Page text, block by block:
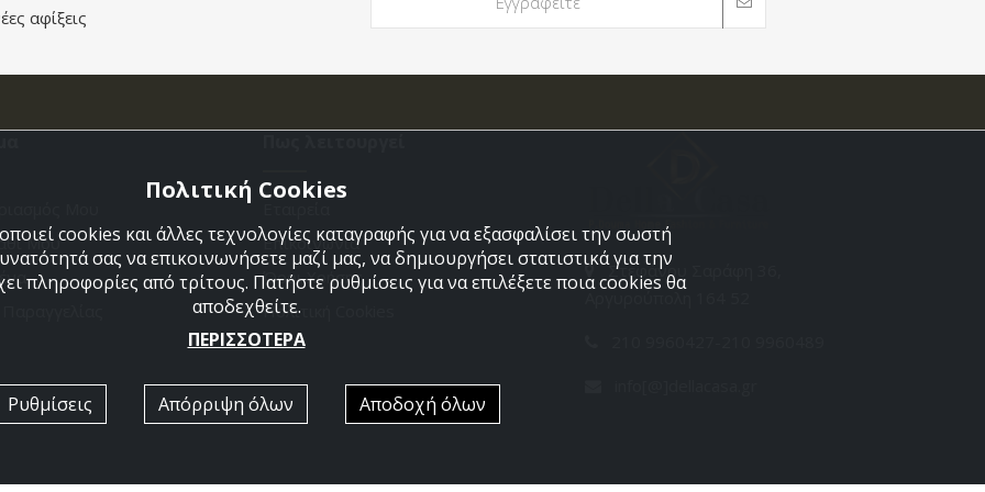
αφίξεις
Μου
Επικοινωνια
Όροι Χρήσης
Πολιτική Cookies
Στεφάνου Σαράφη 36,
Πολιτική Cookies
cookies και άλλες τεχνολογίες καταγραφής για να εξασφαλίσει την σωστή
σας να επικοινωνήσετε μαζί μας, να δημιουργήσει στατιστικά για την
πληροφορίες από τρίτους. Πατήστε ρυθμίσεις για να επιλέξετε ποια cookies θα
αποδεχθείτε.
ΠΕΡΙΣΣΟΤΕΡΑ
Ρυθμίσεις Απόρριψη όλων Αποδοχή όλων